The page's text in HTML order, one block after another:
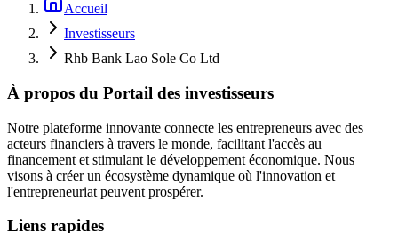
Accueil
Investisseurs
Rhb Bank Lao Sole Co Ltd
À propos du Portail des investisseurs
Notre plateforme innovante connecte les entrepreneurs avec des
acteurs financiers à travers le monde, facilitant l'accès au
financement et stimulant le développement économique. Nous
visons à créer un écosystème dynamique où l'innovation et
l'entrepreneuriat peuvent prospérer.
Liens rapides